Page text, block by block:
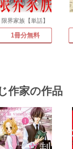
限界家族【単話】
1冊分無料
作家の作品